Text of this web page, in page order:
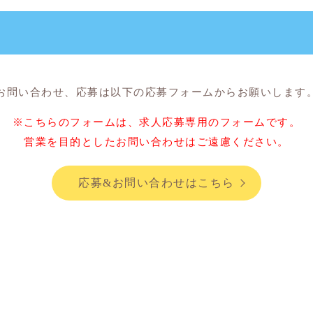
問い合わせ、応募は 以下の応募フォームからお願いします
※こちらのフォームは、求人応募専用のフォームです。
営業を目的としたお問い合わせはご遠慮ください。
応募&お問い合わせはこちら